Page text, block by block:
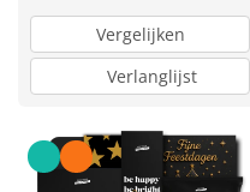
Vergelijken
Verlanglijst